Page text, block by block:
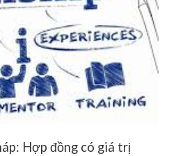
: Hợp đồng có giá trị